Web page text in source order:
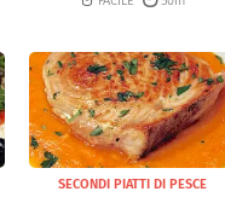
SECONDI PIATTI DI PESCE